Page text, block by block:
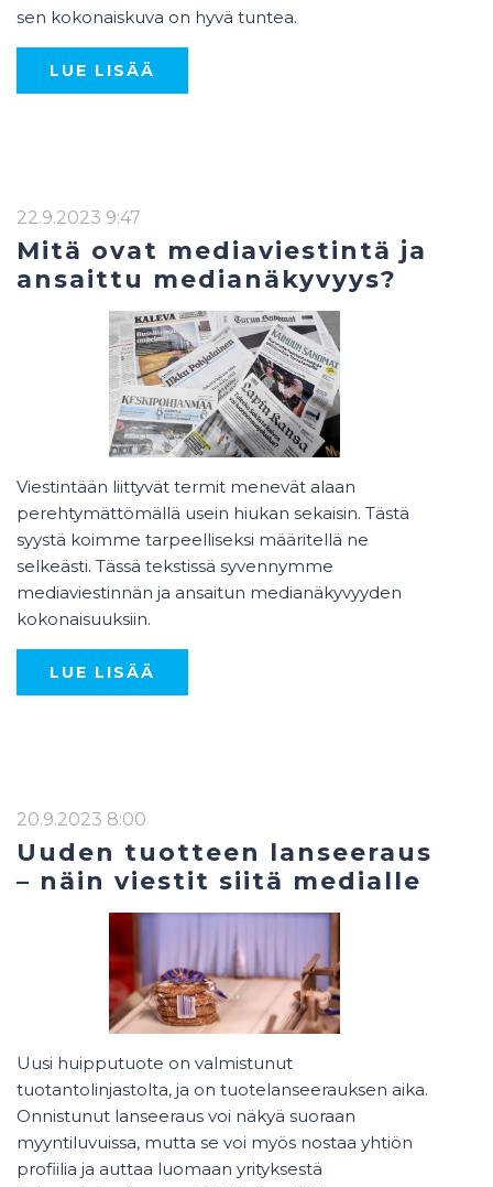
sen kokonaiskuva on hyvä tuntea.
LUE LISÄÄ
22.9.2023 9:47
Mitä ovat mediaviestintä ja
ansaittu medianäkyvyys?
Viestintään liittyvät termit menevät alaan
perehtymättömällä usein hiukan sekaisin. Tästä
syystä koimme tarpeelliseksi määritellä ne
selkeästi. Tässä tekstissä syvennymme
mediaviestinnän ja ansaitun medianäkyvyyden
kokonaisuuksiin.
LUE LISÄÄ
20.9.2023 8:00
Uuden tuotteen lanseeraus
– näin viestit siitä medialle
Uusi huipputuote on valmistunut
tuotantolinjastolta, ja on tuotelanseerauksen aika.
Onnistunut lanseeraus voi näkyä suoraan
myyntiluvuissa, mutta se voi myös nostaa yhtiön
profiilia ja auttaa luomaan yrityksestä